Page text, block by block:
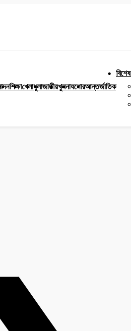
শিক্ষাখেলাধুলাজাতীয়খুলনাযশোরআন্তর্জাতিক